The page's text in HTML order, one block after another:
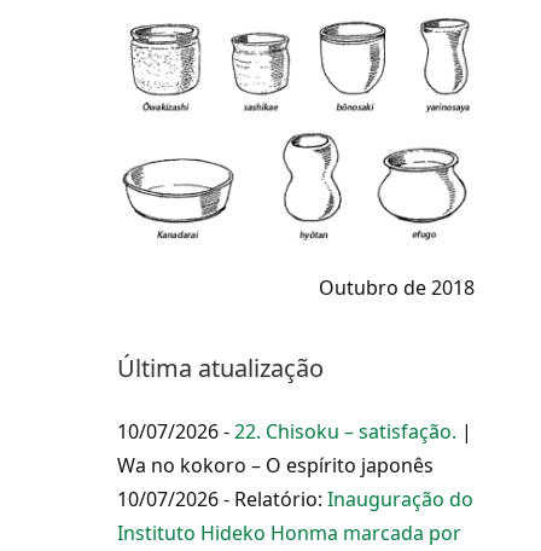
Outubro de 2018
Última atualização
10/07/2026 -22. Chisoku – satisfação. |
Wa no kokoro – O espírito japonês
10/07/2026 - Relatório: Inauguração do
Instituto Hideko Honma marcada por